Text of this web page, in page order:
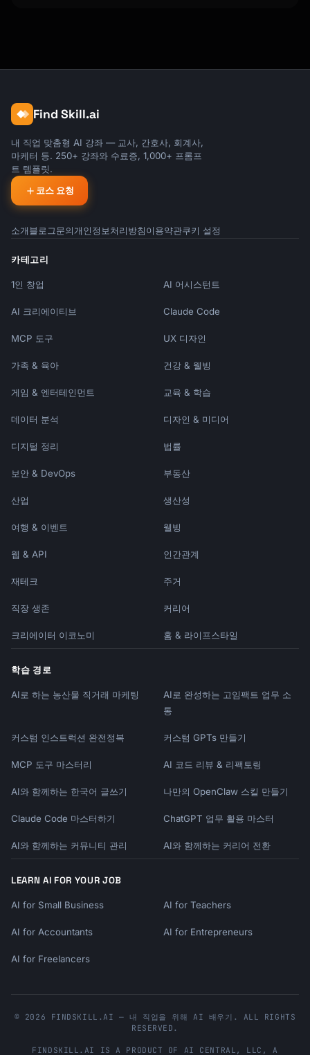
Find Skill.ai
내 직업 맞춤형 AI 강좌 — 교사, 간호사, 회계사,
마케터 등. 250+ 강좌와 수료증, 1,000+ 프롬프
트 템플릿.
코스 요청
소개블로그문의개인정보처리방침이용약관쿠키 설정
카테고리
1인 창업 AI 어시스턴트
AI 크리에이티브 Claude Code
MCP 도구 UX 디자인
가족 & 육아 건강 & 웰빙
게임 & 엔터테인먼트 교육 & 학습
데이터 분석 디자인 & 미디어
디지털 정리 법률
보안 & DevOps 부동산
산업 생산성
여행 & 이벤트 웰빙
웹 & API 인간관계
재테크 주거
직장 생존 커리어
크리에이터 이코노미 홈 & 라이프스타일
학습 경로
AI로 하는 농산물 직거래 마케팅
AI로 완성하는 고임팩트 업무 소
통
커스텀 인스트럭션 완전정복 커스텀 GPTs 만들기
MCP 도구 마스터리 AI 코드 리뷰 & 리팩토링
AI와 함께하는 한국어 글쓰기 나만의 OpenClaw 스킬 만들기
Claude Code 마스터하기 ChatGPT 업무 활용 마스터
AI와 함께하는 커뮤니티 관리 AI와 함께하는 커리어 전환
LEARN AI FOR YOUR JOB
AI for Small Business AI for Teachers
AI for Accountants AI for Entrepreneurs
AI for Freelancers
© 2026 FINDSKILL.AI — 내 직업을 위해 AI 배우기. ALL RIGHTS
RESERVED.
FINDSKILL.AI IS A PRODUCT OF AI CENTRAL, LLC , A